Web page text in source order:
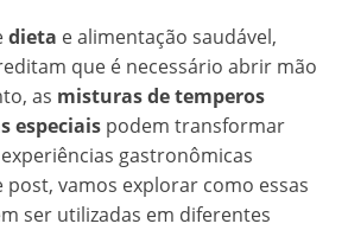
dieta e alimentação saudável,
que é necessário abrir mão
as misturas de temperos
especiais podem transformar
gastronômicas
post, vamos explorar como essas
ser utilizadas em diferentes